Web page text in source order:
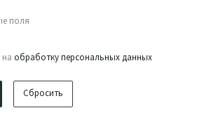
поля
на обработку персональных данных
Сбросить